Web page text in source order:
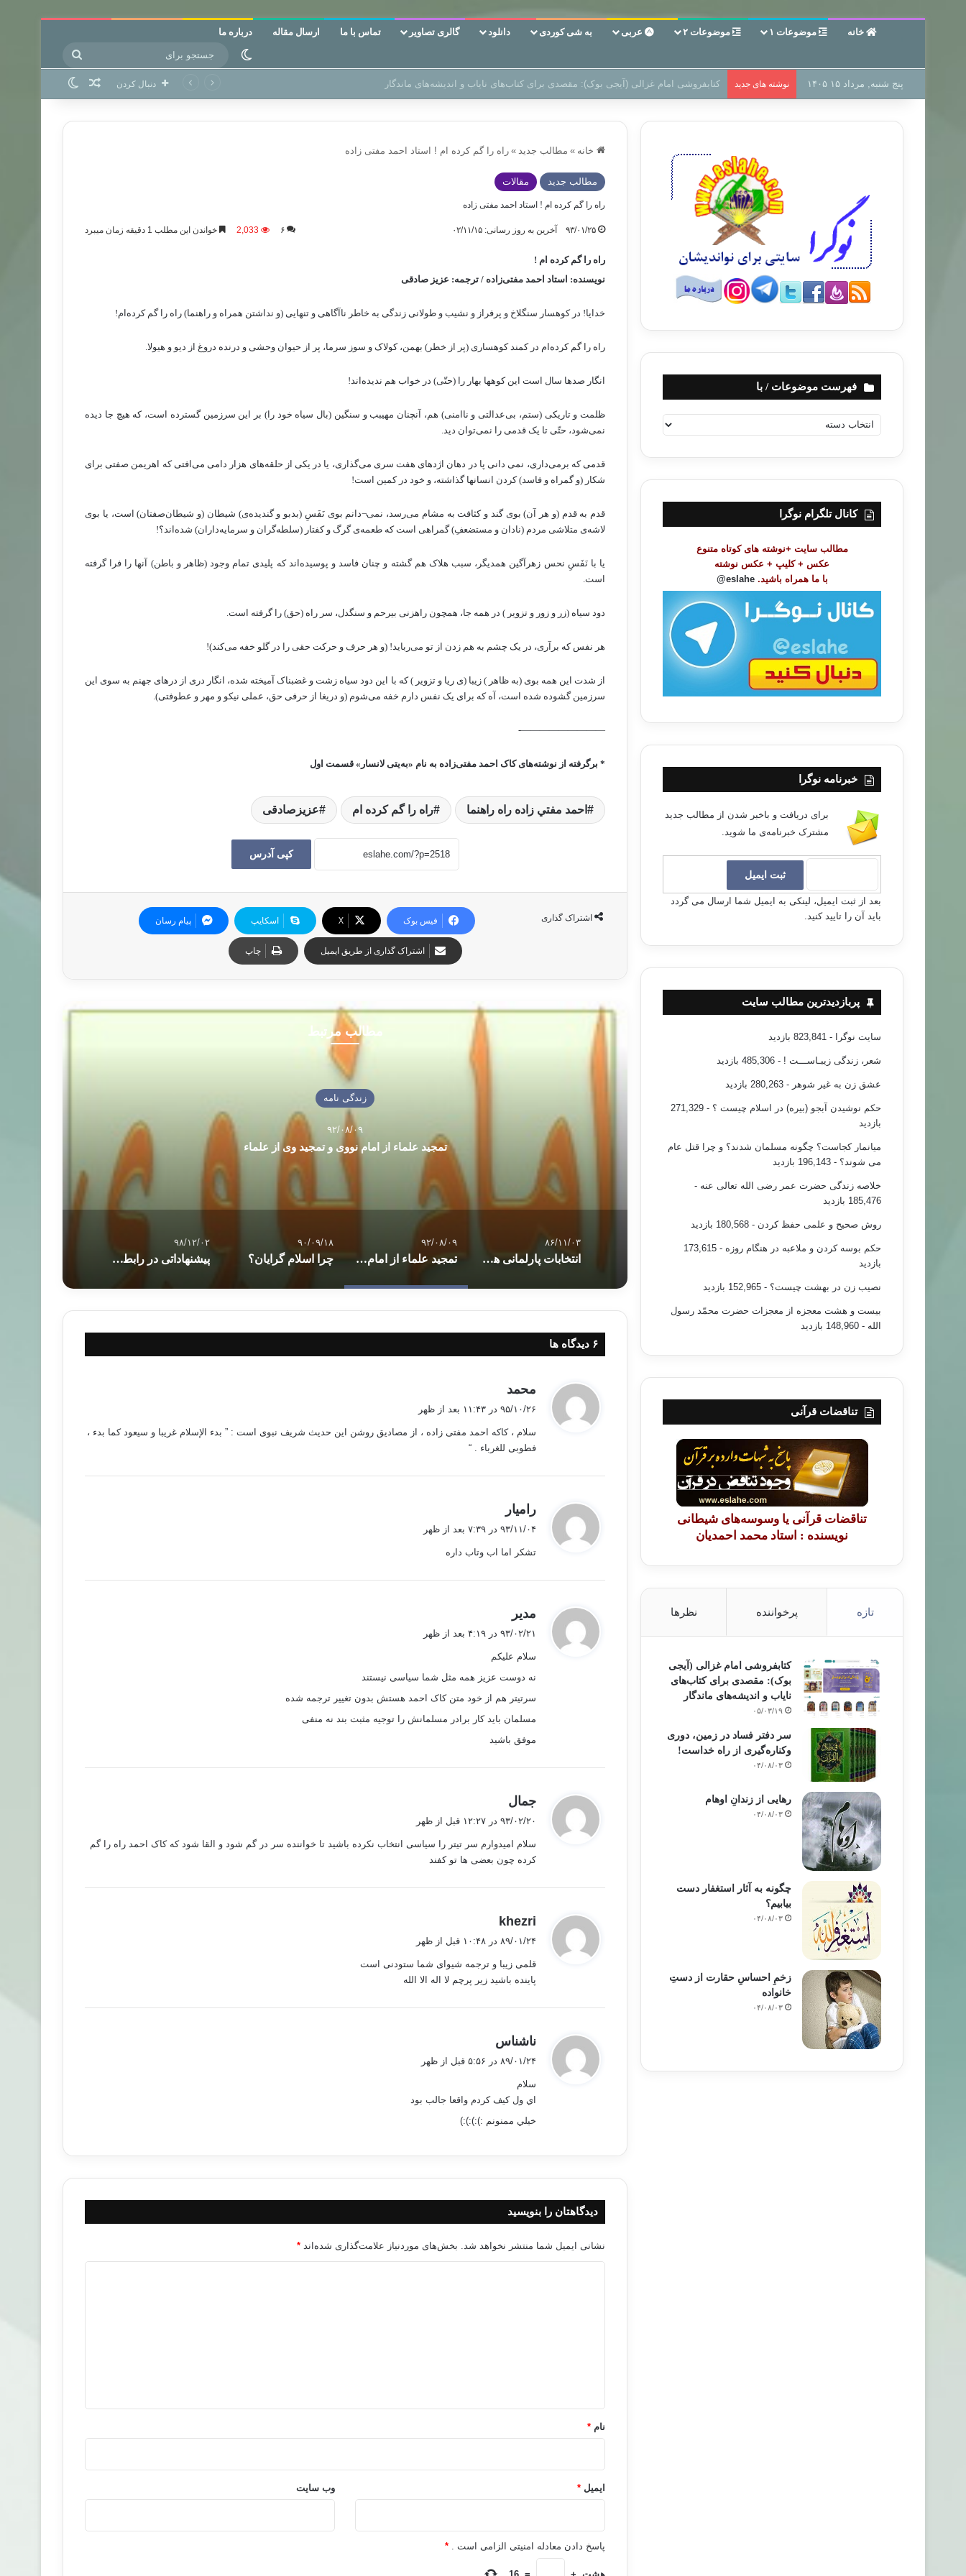
خانه موضوعات ۱ موضوعات ۲ عربی به شی کوردی دانلود گالری تصاویر تماس با ما ارسال مقاله درباره ما
تغییر پوسته
برای پنج شنبه, مرداد ۱۵ ۱۴۰۵ نوشته های جدید سر دفتر فساد در زمین‌، دوری وکناره‌گیری از راه خداست‌! دنبال کردن نوشته تصادفی
خانه » مطالب جدید » راه را گم کرده ام ! استاد احمد مفتی زاده
مطالب جدید مقالات
راه را گم کرده ام ! استاد احمد مفتی زاده
۹۳/۰۱/۲۵ آخرین به روز رسانی: ۰۲/۱۱/۱۵ ۶ 2,033 خواندن این مطلب 1 دقیقه زمان میبرد
راه را گم کرده ام !
نویسنده: استاد احمد مفتی‌زاده / ترجمه: عزیز صادقی
خدایا! در کوهسار سنگلاخ و پرفراز و نشیب و طولانی زندگی به خاطر ناآگاهی و تنهایی (و نداشتن همراه و راهنما) راه را گم کرده‌ام!
راه را گم کرده‌ام در کمند کوهساری (پر از خطر) بهمن، کولاک و سوز سرما، پر از حیوان وحشی و درنده دروغ از دیو و هیولا.
انگار صدها سال است این کوهها بهار را (حتّی) در خواب هم ندیده‌اند!
ظلمت و تاریکی (ستم، بی‌عدالتی و ناامنی) هم، آنچنان مهیبب و سنگین (بال سیاه خود را) بر این سرزمین گسترده است، که هیچ جا دیده
نمی‌شود، حتّی تا یک قدمی را نمی‌توان دید.
قدمی که برمی‌داری، نمی دانی پا در دهان اژدهای هفت سری می‌گذاری، یا در یکی از حلقه‌های هزار دامی می‌افتی که اهریمن صفتی برای
شکار (و گمراه و فاسد) کردن انسانها گذاشته، و خود در کمین است!
قدم به قدم (و هر آن) بوی گند و کثافت به مشام می‌رسد، نمی¬دانم بوی نَفَسِ (بدبو و گندیده‌ی) شیطان (و شیطان‌صفتان) است، یا بوی
لاشه‌ی متلاشی مردم (نادان و مستضعفِ) گمراهی است که طعمه‌ی گرگ و کفتار (سلطه‌گران و سرمایه‌داران) شده‌اند؟!
یا با نَفَسِ نحس زهرآگین همدیگر، سبب هلاک هم گشته و چنان فاسد و پوسیده‌اند که پلیدی تمام وجود (ظاهر و باطن) آنها را فرا گرفته
است.
دود سیاه (زر و زور و تزویر ) در همه جا، همچون راهزنی بیرحم و سنگدل، سر راه (حق) را گرفته است.
هر نفس که برآری، در یک چشم به هم زدن از تو می‌رباید! (و هر حرف و حرکت حقی را در گلو خفه می‌کند)!
از شدت این همه بوی (به ظاهر ) زیبا (ی ریا و تزویر ) که با این دود سیاه زشت و غضبناک آمیخته شده، انگار دری از درهای جهنم به سوی این
سرزمین گشوده شده است، آه که برای یک نفس دارم خفه می‌شوم (و دریغا از حرفی حق، عملی نیکو و مهر و عطوفتی).
—————————-
* برگرفته از نوشته‌های کاک احمد مفتی‌زاده به نام «به‌یتی لانسار» قسمت اول
احمد مفتي زاده راه راهنما راه را گم كرده ام عزیزصادقی
کپی آدرس
اشتراک گذاری فیس بوک X اسکایپ پیام رسان
اشتراک گذاری از طریق ایمیل چاپ
مطالب مرتبط
زندگی نامه
۹۲/۰۸/۰۹
تمجید علماء از امام نووی و تمجید وی از علماء
۸۶/۱۱/۰۳
انتخابات پارلمانی هدایت شده
۹۲/۰۸/۰۹
تمجید علماء از امام نووی و تمجید وی از علماء
۹۰/۰۹/۱۸
چرا اسلام گرایان؟
۹۸/۱۲/۰۲
پیشنهاداتی در رابطه با استفاده از احادیث برای افرادی که با احادیث سروکار دارند
‫۶ دیدگاه ها
محمد
:
۹۵/۱۰/۲۶ در ۱۱:۴۳ بعد از ظهر
سلام ، کاکه احمد مفتی زاده ، از مصادیق روشن این حدیث شریف نبوی است : ” بدء الإسلام غریبا و سیعود کما بدء ،
فطوبی للغرباء . “
رامیار
:
۹۳/۱۱/۰۴ در ۷:۳۹ بعد از ظهر
تشکر اما اب وتاب داره
مدیر
:
۹۳/۰۲/۲۱ در ۴:۱۹ بعد از ظهر
سلام علیکم
نه دوست عزیز همه مثل شما سیاسی نیستند
سرتیتر هم از خود متن کاک احمد هستش بدون تغییر ترجمه شده
مسلمان باید کار برادر مسلمانش را توجیه مثبت بند نه منفی
موفق باشید
جمال
:
۹۳/۰۲/۲۰ در ۱۲:۲۷ قبل از ظهر
سلام امیدوارم سر تیتر را سیاسی انتخاب نکرده باشید تا خواننده سر در گم شود و القا شود که کاک احمد راه را گم
کرده چون بعضی ها تو کفند
khezri
:
۸۹/۰۱/۲۴ در ۱۰:۴۸ قبل از ظهر
قلمی زیبا و ترجمه شیوای شما ستودنی است
پاینده باشید زیر پرچم لا اله الا الله
ناشناس
۸۹/۰۱/۲۴ در ۵:۵۶ قبل از ظهر
سلام
اي ول كيف كردم واقعا جالب بود
خيلي ممنونم :):):):)
دیدگاهتان را بنویسید
نشانی ایمیل شما منتشر نخواهد شد. بخش‌های موردنیاز علامت‌گذاری شده‌اند *
نام *
ایمیل * وب‌ سایت
پاسخ دادن معادله امنیتی الزامی است . *
هشت +
=
16
فهرست موضوعات / با
ه
ت
ض
کانال تلگرام نوگرا
مطالب سایت +نوشته های کوتاه متنوع
عکس + کلیپ + عکس نوشته
با ما همراه باشید. eslahe@
خبرنامه نوگرا
برای دریافت و باخبر شدن از مطالب جدید
مشترک خبرنامه‌ی ما شوید.
بعد از ثبت ایمیل، لینکی به ایمیل شما ارسال می گردد
باید آن را تایید کنید.
پربازدیدترین مطالب سایت
سایت نوگرا - 823,841 بازدید
شعر، زندگی زیبـاســـت ! - 485,306 بازدید
عشق زن به غیر شوهر - 280,263 بازدید
حکم نوشیدن آبجو (بیره) در اسلام چیست ؟
- 271,329
بازدید
میانمار کجاست؟ چگونه مسلمان شدند؟ و چرا قتل عام
می شوند؟ - 196,143 بازدید
خلاصه زندگی حضرت عمر رضی الله تعالی عنه -
185,476 بازدید
روش صحیح و علمی حفظ کردن - 180,568 بازدید
حکم بوسه کردن و ملاعبه در هنگام روزه
- 173,615
بازدید
نصیب زن در بهشت چیست؟ - 152,965 بازدید
بیست و هشت معجزه از معجزات حضرت محمّد رسول
الله - 148,960 بازدید
تناقضات قرآنی
تناقضات قرآنی یا وسوسه‌های شیطانی
نویسنده : استاد محمد احمدیان
تازه پرخواننده نظرها
کتابفروشی امام غزالی (آیجی
بوک): مقصدی برای کتاب‌های
نایاب و اندیشه‌های ماندگار
۰۵/۰۳/۱۹
سر دفتر فساد در زمین‌، دوری
وکناره‌گیری از راه خداست‌!
۰۴/۰۸/۰۳
رهایی از زندانِ اوهام
۰۴/۰۸/۰۳
چگونه به آثار استغفار دست
بیابیم؟
۰۴/۰۸/۰۳
زخمِ احساسِ حقارت از دستِ
خانواده
۰۴/۰۸/۰۳